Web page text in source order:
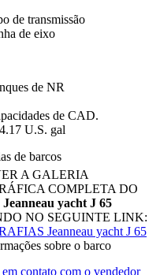
de transmissão
de eixo
de NR
de CAD.
U.S. gal
de barcos
A GALERIA
COMPLETA DO
Jeanneau yacht J 65
NO SEGUINTE LINK:
Jeanneau yacht J 65
sobre o barco
contato com o vendedor